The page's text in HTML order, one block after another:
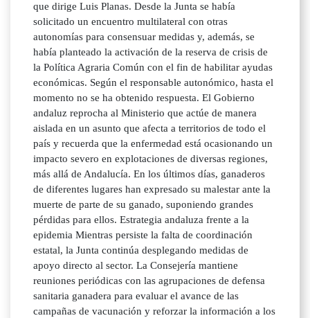
que dirige Luis Planas. Desde la Junta se había
solicitado un encuentro multilateral con otras
autonomías para consensuar medidas y, además, se
había planteado la activación de la reserva de crisis de
la Política Agraria Común con el fin de habilitar ayudas
económicas. Según el responsable autonómico, hasta el
momento no se ha obtenido respuesta. El Gobierno
andaluz reprocha al Ministerio que actúe de manera
aislada en un asunto que afecta a territorios de todo el
país y recuerda que la enfermedad está ocasionando un
impacto severo en explotaciones de diversas regiones,
más allá de Andalucía. En los últimos días, ganaderos
de diferentes lugares han expresado su malestar ante la
muerte de parte de su ganado, suponiendo grandes
pérdidas para ellos. Estrategia andaluza frente a la
epidemia Mientras persiste la falta de coordinación
estatal, la Junta continúa desplegando medidas de
apoyo directo al sector. La Consejería mantiene
reuniones periódicas con las agrupaciones de defensa
sanitaria ganadera para evaluar el avance de las
campañas de vacunación y reforzar la información a los